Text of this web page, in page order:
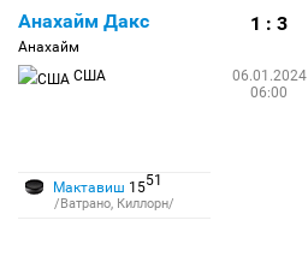
Анахайм Дакс
Анахайм
США
1 : 3
06.01.2024
06:00
Мактавиш 1551
/Ватрано, Киллорн/